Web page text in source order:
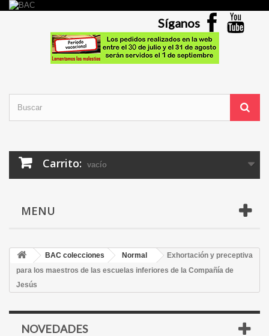
Síganos
Carrito: vacío
MENU
BAC colecciones Normal
Exhortación y preceptiva
para los maestros de las escuelas inferiores de la Compañía de
Jesús
NOVEDADES